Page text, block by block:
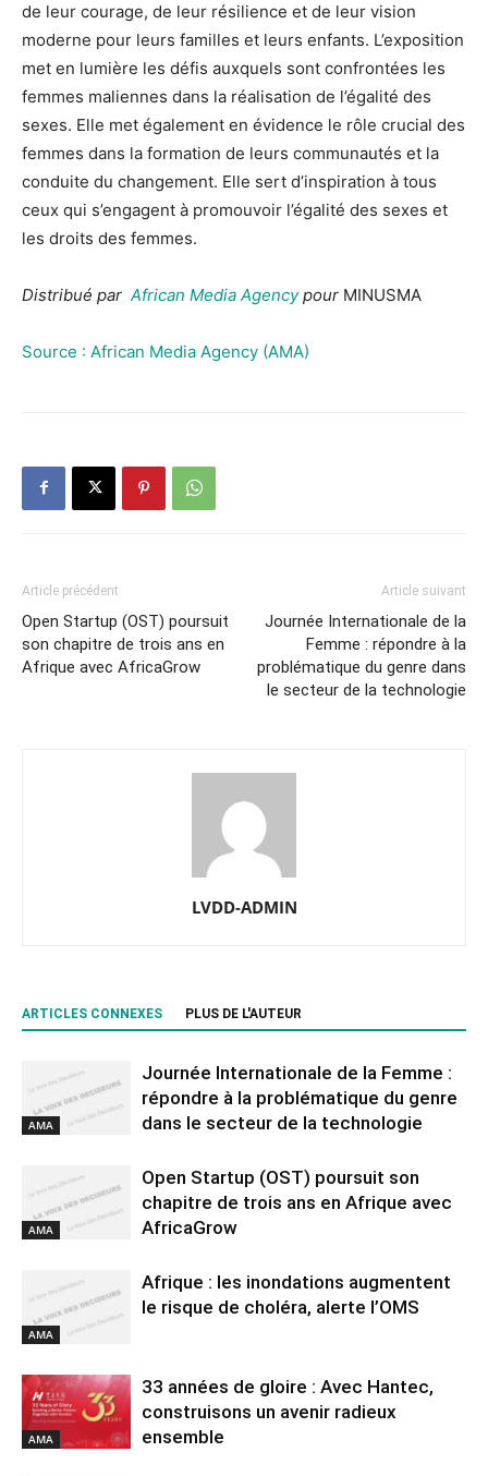
de leur courage, de leur résilience et de leur vision
moderne pour leurs familles et leurs enfants. L’exposition
met en lumière les défis auxquels sont confrontées les
femmes maliennes dans la réalisation de l’égalité des
sexes. Elle met également en évidence le rôle crucial des
femmes dans la formation de leurs communautés et la
conduite du changement. Elle sert d’inspiration à tous
ceux qui s’engagent à promouvoir l’égalité des sexes et
les droits des femmes.
Distribué par African Media Agencypour MINUSMA
Source : African Media Agency (AMA)
Article précédent
Open Startup (OST) poursuit
son chapitre de trois ans en
Afrique avec AfricaGrow
Article suivant
Journée Internationale de la
Femme : répondre à la
problématique du genre dans
le secteur de la technologie
LVDD-ADMIN
ARTICLES CONNEXES PLUS DE L'AUTEUR
AMA
Journée Internationale de la Femme :
répondre à la problématique du genre
dans le secteur de la technologie
AMA
Open Startup (OST) poursuit son
chapitre de trois ans en Afrique avec
AfricaGrow
AMA
Afrique : les inondations augmentent
le risque de choléra, alerte l’OMS
AMA
33 années de gloire : Avec Hantec,
construisons un avenir radieux
ensemble